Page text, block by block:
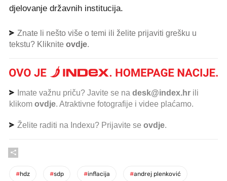
djelovanje državnih institucija.
Znate li nešto više o temi ili želite prijaviti grešku u
tekstu? Kliknite ovdje.
Imate važnu priču? Javite se na desk@index.hr ili
klikom ovdje. Atraktivne fotografije i videe plaćamo.
Želite raditi na Indexu? Prijavite se ovdje.
#hdz #sdp #inflacija #andrej plenković